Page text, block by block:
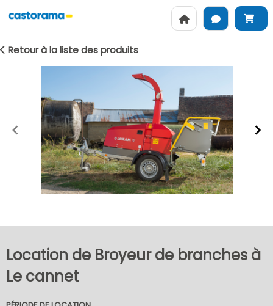
Retour à la liste des produits
Location de Broyeur de branches à
Le cannet